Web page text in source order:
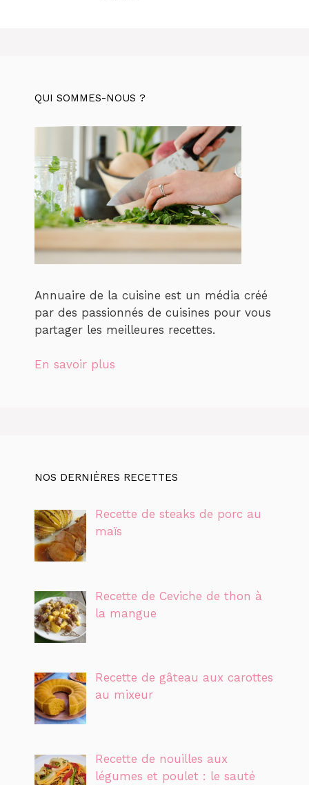
QUI SOMMES-NOUS ?
Annuaire de la cuisine est un média créé
par des passionnés de cuisines pour vous
partager les meilleures recettes.
En savoir plus
NOS DERNIÈRES RECETTES
Recette de steaks de porc au
maïs
Recette de Ceviche de thon à
la mangue
Recette de gâteau aux carottes
au mixeur
Recette de nouilles aux
légumes et poulet : le sauté